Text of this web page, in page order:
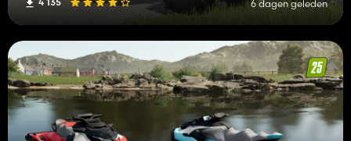
6 dagen geleden